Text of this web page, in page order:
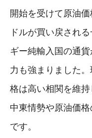
開始を受けて原油
ドルが買い戻され
ギー純輸入国の通
力も強まりました
格は高い相関を維
中東情勢や原油価
です。